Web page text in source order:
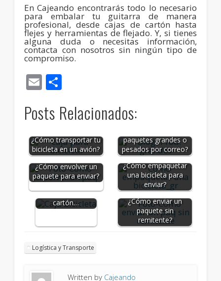
En Cajeando encontrarás todo lo necesario
para embalar tu guitarra de manera
profesional, desde cajas de cartón hasta
flejes y herramientas de flejado. Y, si tienes
alguna duda o necesitas información,
contacta con nosotros sin ningún tipo de
compromiso.
EmailCompartir
Posts Relacionados:
¿Cómo transportar tu
bicicleta en un avión?
paquetes grandes o
pesados por correo?
¿Cómo envolver un
paquete para enviar?
¿Cómo empaquetar
una bicicleta para
enviar?
¿Cuánto peso
puede soportar
las cajas de
cartón…
¿Cómo enviar un
paquete sin
remitente?
Logística y Transporte
Written by Cajeando